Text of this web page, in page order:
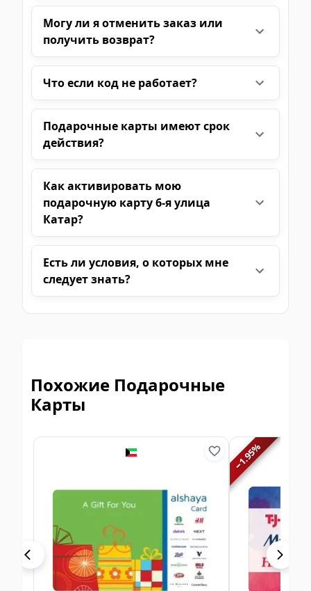
Могу ли я отменить заказ или
получить возврат?
Что если код не работает?
Подарочные карты имеют срок
действия?
Как активировать мою
подарочную карту 6-я улица
Катар?
Есть ли условия, о которых мне
следует знать?
Похожие Подарочные
Карты
−
1.95
%